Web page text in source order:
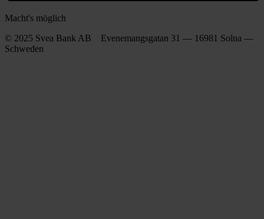
Macht's möglich
© 2025 Svea Bank AB Evenemangsgatan 31 — 16981 Solna —
Schweden